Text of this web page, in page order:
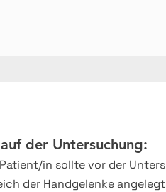
der Untersuchung:
in sollte vor der
der Handgelenke